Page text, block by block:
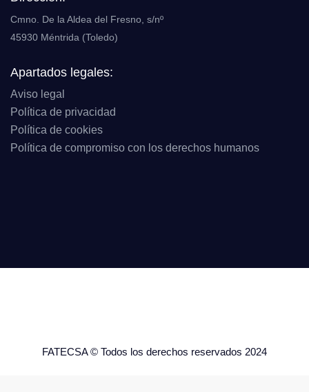
Cmno. De la Aldea del Fresno, s/nº
45930 Méntrida (Toledo)
Apartados legales:
Aviso legal
Política de privacidad
Política de cookies
Política de compromiso con los derechos humanos
FATECSA © Todos los derechos reservados 2024